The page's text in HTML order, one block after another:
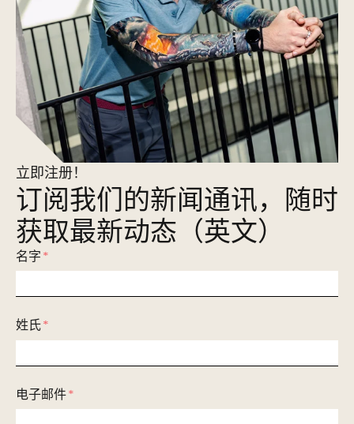
立即注册！
订阅我们的新闻通讯，随时
获取最新动态（英文）
名字 *
姓氏*
电子邮件*